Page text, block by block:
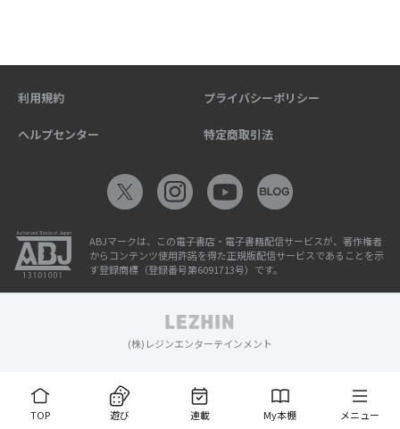
TOP 遊び 連載 My本棚 メニュー
利用規約 プライバシーポリシー
ヘルプセンター 特定商取引法
ABJマークは、この電子書店・電子書籍配信サービスが、著作権者
からコンテンツ使用許諾を得た正規版配信サービスであることを示
す登録商標（登録番号第6091713号）です。
(株)レジンエンターテインメント